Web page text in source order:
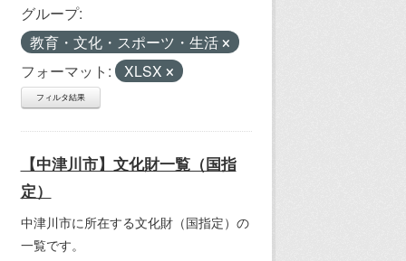
グループ:
教育・文化・スポーツ・生活
フォーマット:
XLSX
フィルタ結果
【中津川市】文化財一覧（国指
定）
中津川市に所在する文化財（国指定）の
一覧です。